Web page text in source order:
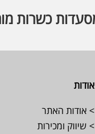
כשרות
אודות
> אודות האתר
> שיווק ומכירות